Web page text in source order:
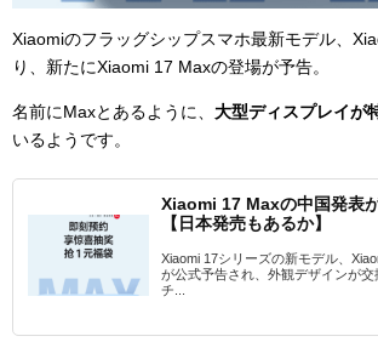
Xiaomiのフラッグシップスマホ最新モデル、
り、新たにXiaomi 17 Maxの登場が予告。
名前にMaxとあるように、 大型ディスプレイが
いるようです。
Xiaomi 17 Maxの中国発表
【日本発売もあるか】
Xiaomi 17シリーズの新モデル、
が公式予告され、外観デザインが
チ...